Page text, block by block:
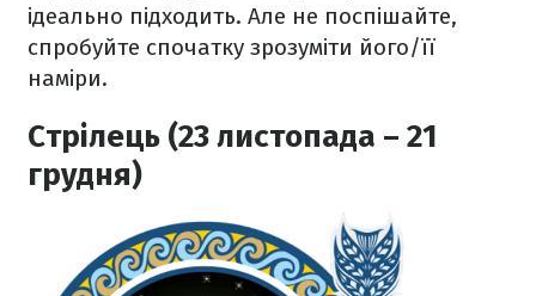
ідеально підходить. Але не поспішайте,
спробуйте спочатку зрозуміти його/її
наміри.
Стрілець (23 листопада – 21
грудня)